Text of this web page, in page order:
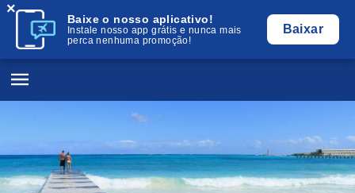
Baixe o nosso aplicativo!
Instale nosso app grátis e nunca mais
perca nenhuma promoção!
Baixar
×